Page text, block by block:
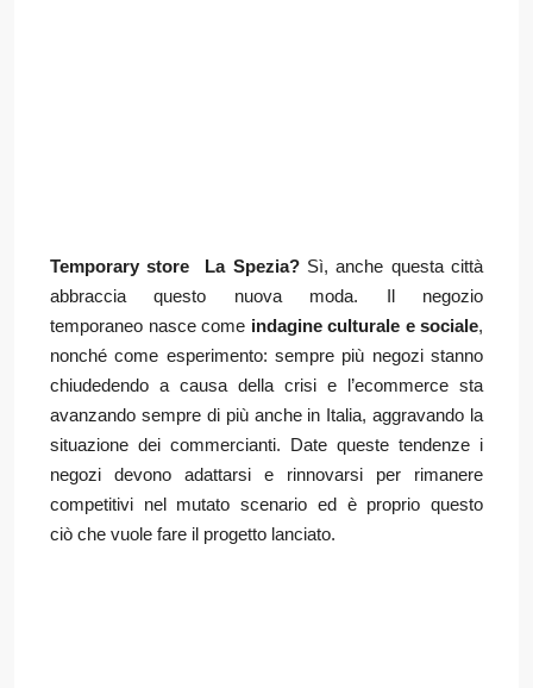
Ilnuovo temporary store a La Spezia vede protagonisti gli studenti delle
scuole superiori di vari indirizzi (ragioneria, design, elettrontecnico) , questa
mescolanza di educazioni, culture e saperi diversi rappresenta
perfettamente lo spirito del progetto, intitolato
“Creattivamente…
negoziando: verso un nuovo concept store”.
Temporary store La Spezia? Sì, anche questa città
abbraccia questo nuova moda. Il negozio
temporaneo nasce come indagine culturale e sociale,
nonché come esperimento: sempre più negozi stanno
chiudedendo a causa della crisi e l’ecommerce sta
avanzando sempre di più anche in Italia, aggravando la
situazione dei commercianti. Date queste tendenze i
negozi devono adattarsi e rinnovarsi per rimanere
competitivi nel mutato scenario ed è proprio questo
ciò che vuole fare il progetto lanciato.